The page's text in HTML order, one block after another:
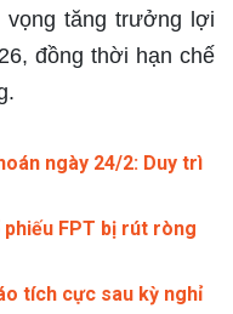
tăng trưởng lợi
đồng thời hạn chế
ngày 24/2: Duy trì
phiếu FPT bị rút ròng
tích cực sau kỳ nghỉ